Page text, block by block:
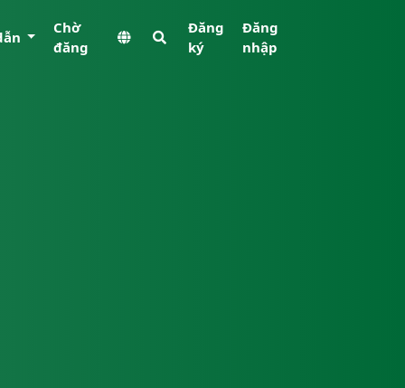
Chờ
đăng
Đăng
ký
Đăng
nhập